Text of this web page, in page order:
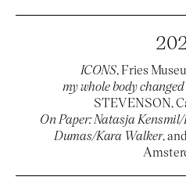
ICONS, Fries
my whole body
STEVENSON,
On Paper: Natasja
Dumas/Kara Walker,